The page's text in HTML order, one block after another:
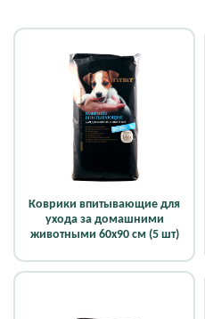
Коврики впитывающие для
ухода за домашними
животными 60х90 см (5 шт)